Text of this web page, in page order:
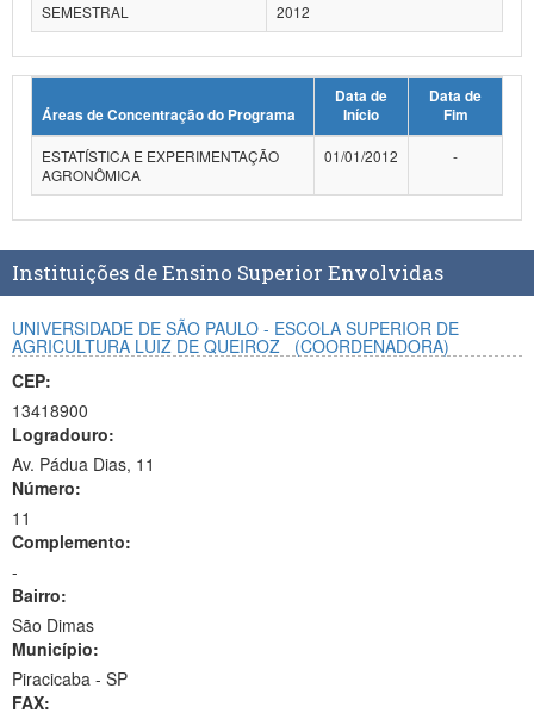
Gabinete de Segurança Institucional
Advocacia-Geral da União
Banco Central do Brasil
Planalto
SEMESTRAL
2012
Áreas de Concentração do Programa
Data de
Início
Data de
Fim
ESTATÍSTICA E EXPERIMENTAÇÃO
AGRONÔMICA
01/01/2012 -
Instituições de Ensino Superior Envolvidas
UNIVERSIDADE DE SÃO PAULO - ESCOLA SUPERIOR DE
AGRICULTURA LUIZ DE QUEIROZ
(COORDENADORA)
CEP:
13418900
Logradouro:
Av. Pádua Dias, 11
Número:
11
Complemento:
-
Bairro:
São Dimas
Município:
Piracicaba - SP
FAX: